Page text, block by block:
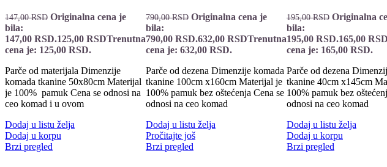
147,00RSD Originalna cena je
bila:
147,00 RSD.125,00 RSDTrenutna
cena je: 125,00 RSD.
Parče od materijala Dimenzije
komada tkanine 50x80cm Materijal
je 100% pamuk Cena se odnosi na
ceo komad i u ovom
Dodaj u listu želja
Dodaj u korpu
Brzi pregled
790,00RSD Originalna cena je
bila:
790,00 RSD.632,00 RSDTrenutna
cena je: 632,00 RSD.
Parče od dezena Dimenzije komada
tkanine 100cm x160cm Materijal je
100% pamuk bez oštećenja Cena se
odnosi na ceo komad
Dodaj u listu želja
Pročitajte još
Brzi pregled
195,00RSD Originalna
bila:
195,00 RSD.165,00 RSD
cena je: 165,00 RSD.
Parče od dezena
tkanine 40cm x145cm
100% pamuk bez
odnosi na ceo komad
Dodaj u listu želja
Dodaj u korpu
Brzi pregled